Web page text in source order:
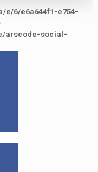
e/6/e6a644f1-e754-
arscode-social-